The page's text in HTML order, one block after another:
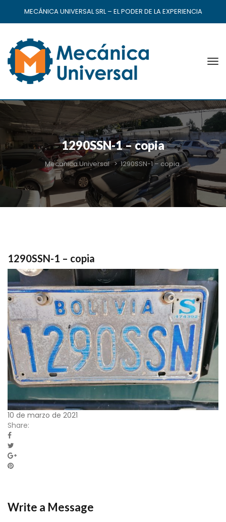
MECÁNICA UNIVERSAL SRL – EL PODER DE LA EXPERIENCIA
1290SSN-1 – copia
Mecanica Universal >1290SSN-1 – copia
1290SSN-1 – copia
10 de marzo de 2021
Share:
Write a Message